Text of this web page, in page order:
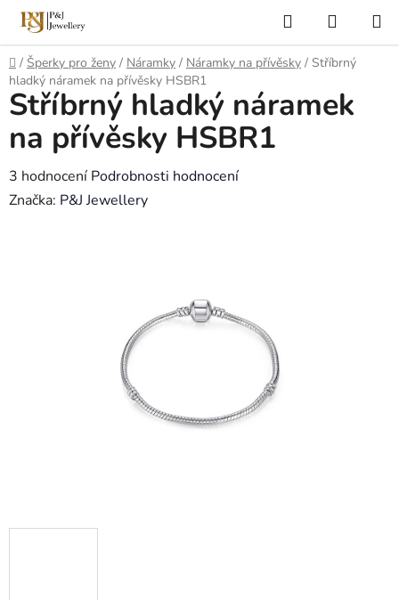
Přejít
obsah
Hledat
KOŠÍK
Domů
/ Šperky pro ženy / Náramky / Náramky na přívěsky / Stříbrný
hladký náramek na přívěsky HSBR1
Stříbrný hladký náramek
na přívěsky HSBR1
Průměrné
hodnocení
3 hodnocení Podrobnosti hodnocení
Značka: P&J Jewellery